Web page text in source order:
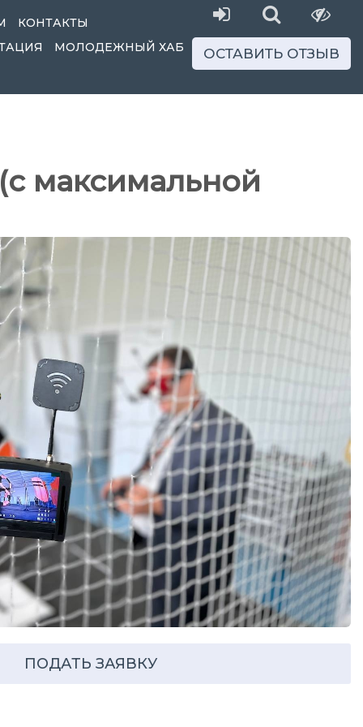
КОНТАКТЫ
МОЛОДЕЖНЫЙ ХАБ ОСТАВИТЬ ОТЗЫВ
максимальной
ПОДАТЬ ЗАЯВКУ